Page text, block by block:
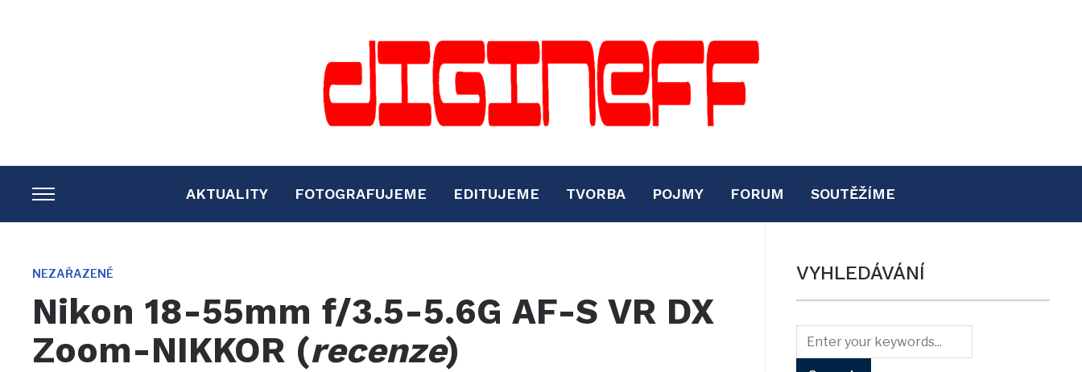
TOGGLE
SIDEBAR
NAVIGATION
AKTUALITY FOTOGRAFUJEME EDITUJEME TVORBA POJMY FORUM SOUTĚŽÍME
NEZAŘAZENÉ
Nikon 18-55mm f/3.5-5.6G AF-S VR DX
Zoom-NIKKOR (recenze)
VYHLEDÁVÁNÍ